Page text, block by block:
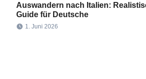
Auswandern nach Italien:
Guide für Deutsche
1. Juni 2026